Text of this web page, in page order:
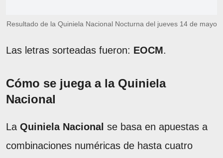
Resultado de la Quiniela Nacional Nocturna del jueves 14 de mayo
Las letras sorteadas fueron: EOCM.
Cómo se juega a la Quiniela
Nacional
La Quiniela Nacional se basa en apuestas a
combinaciones numéricas de hasta cuatro